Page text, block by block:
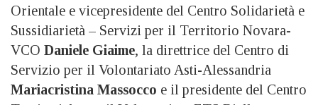
Orientale e vicepresidente del Centro Solidarietà e
Sussidiarietà – Servizi per il Territorio Novara-
VCO Daniele Giaime, la direttrice del Centro di
Servizio per il Volontariato Asti-Alessandria
Mariacristina Massocco e il presidente del Centro